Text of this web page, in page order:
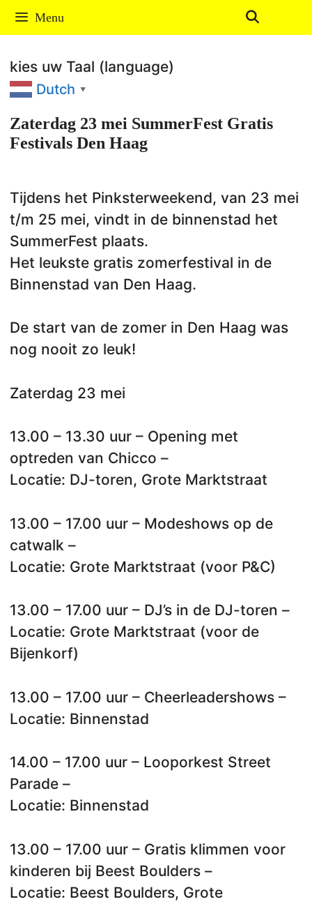
Ga
naar
inhoud
Menu
kies uw Taal (language)
Dutch ▼
Zaterdag 23 mei SummerFest Gratis
Festivals Den Haag
Tijdens het Pinksterweekend, van 23 mei
t/m 25 mei, vindt in de binnenstad het
SummerFest plaats.
Het leukste gratis zomerfestival in de
Binnenstad van Den Haag.
De start van de zomer in Den Haag was
nog nooit zo leuk!
Zaterdag 23 mei
13.00 – 13.30 uur – Opening met
optreden van Chicco –
Locatie: DJ-toren, Grote Marktstraat
13.00 – 17.00 uur – Modeshows op de
catwalk –
Locatie: Grote Marktstraat (voor P&C)
13.00 – 17.00 uur – DJ’s in de DJ-toren –
Locatie: Grote Marktstraat (voor de
Bijenkorf)
13.00 – 17.00 uur – Cheerleadershows –
Locatie: Binnenstad
14.00 – 17.00 uur – Looporkest Street
Parade –
Locatie: Binnenstad
13.00 – 17.00 uur – Gratis klimmen voor
kinderen bij Beest Boulders –
Locatie: Beest Boulders, Grote